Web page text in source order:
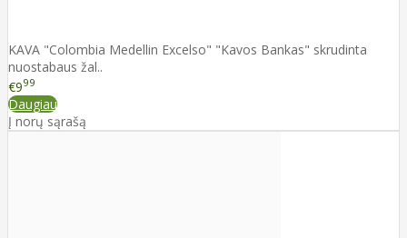
KAVA "Colombia Medellin Excelso" "Kavos Bankas" skrudinta
nuostabaus žal..
€999
Daugiau
Į norų sąrašą